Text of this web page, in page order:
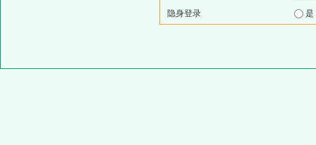
隐身登录